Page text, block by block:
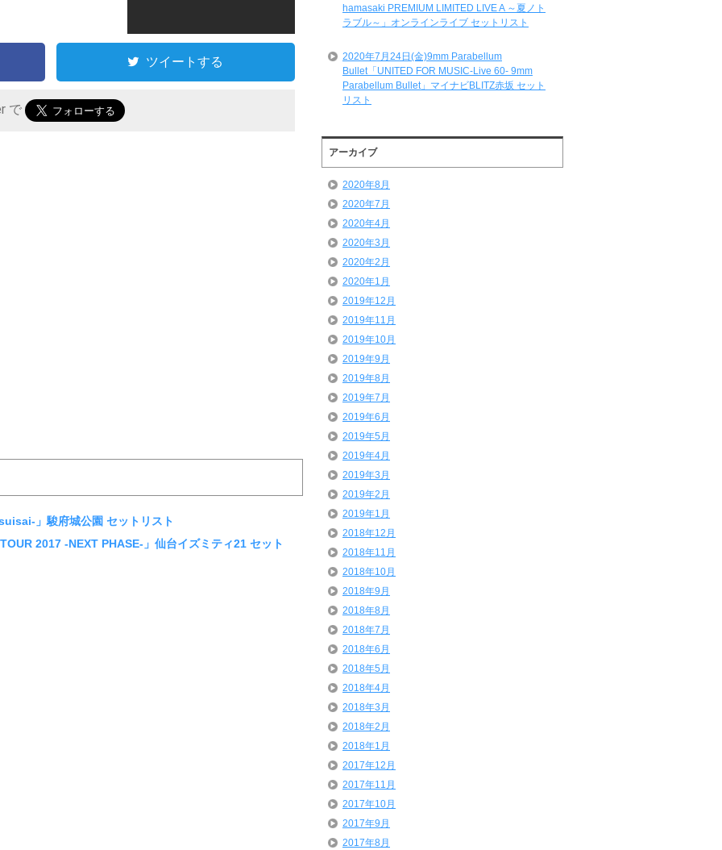
ツイートする
で
」駿府城公園 セットリスト
2017 -NEXT PHASE-」仙台イズミティ21 セット
hamasaki PREMIUM LIMITED LIVE A ～夏ノト
ラブル～」オンラインライブ セットリスト
2020年7月24日(金)9mm Parabellum
Bullet「UNITED FOR MUSIC-Live 60- 9mm
Parabellum Bullet」マイナビBLITZ赤坂 セット
リスト
アーカイブ
2020年8月
2020年7月
2020年4月
2020年3月
2020年2月
2020年1月
2019年12月
2019年11月
2019年10月
2019年9月
2019年8月
2019年7月
2019年6月
2019年5月
2019年4月
2019年3月
2019年2月
2019年1月
2018年12月
2018年11月
2018年10月
2018年9月
2018年8月
2018年7月
2018年6月
2018年5月
2018年4月
2018年3月
2018年2月
2018年1月
2017年12月
2017年11月
2017年10月
2017年9月
2017年8月